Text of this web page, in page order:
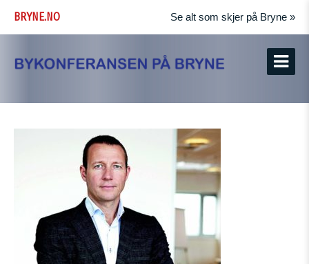
BRYNE.NO Se alt som skjer på Bryne »